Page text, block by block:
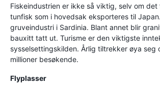
Fiskeindustrien er ikke så viktig, selv om
tunfisk som i hovedsak eksporteres til
gruveindustri i Sardinia. Blant annet blir
bauxitt tatt ut. Turisme er den viktigste
sysselsettingskilden. Årlig tiltrekker øya seg
millioner besøkende.
Flyplasser